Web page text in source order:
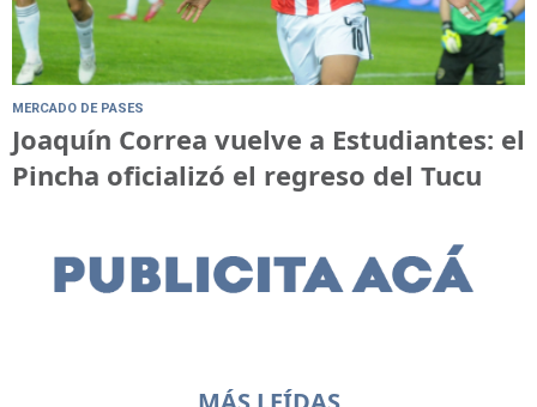
MERCADO DE PASES
Joaquín Correa vuelve a Estudiantes: el
Pincha oficializó el regreso del Tucu